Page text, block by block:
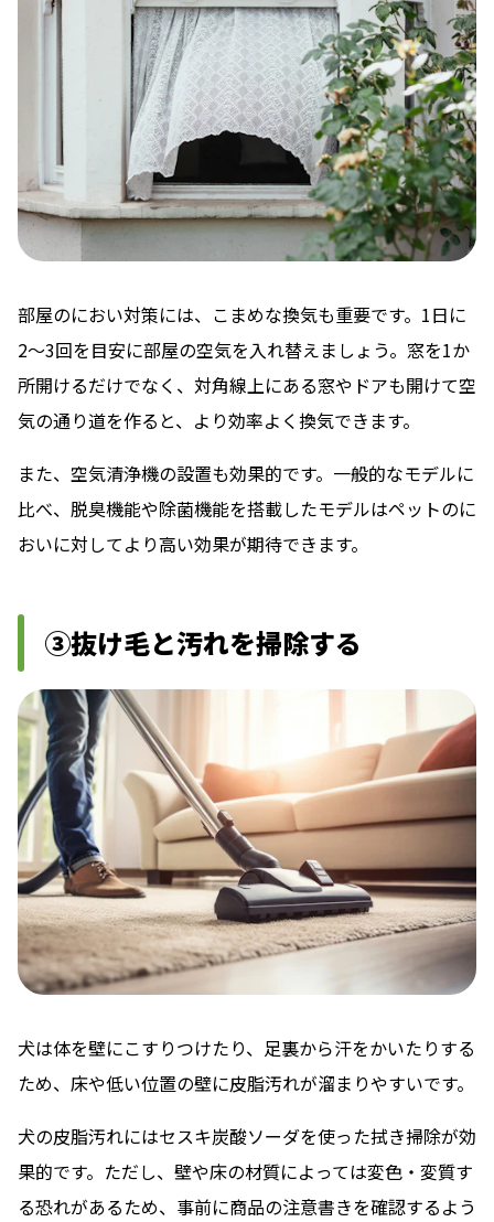
部屋のにおい対策には、こまめな換気も重要です。1日に
2〜3回を目安に部屋の空気を入れ替えましょう。窓を1か
所開けるだけでなく、対角線上にある窓やドアも開けて空
気の通り道を作ると、より効率よく換気できます。
また、空気清浄機の設置も効果的です。一般的なモデルに
比べ、脱臭機能や除菌機能を搭載したモデルはペットのに
おいに対してより高い効果が期待できます。
③抜け毛と汚れを掃除する
犬は体を壁にこすりつけたり、足裏から汗をかいたりする
ため、床や低い位置の壁に皮脂汚れが溜まりやすいです。
犬の皮脂汚れにはセスキ炭酸ソーダを使った拭き掃除が効
果的です。ただし、壁や床の材質によっては変色・変質す
る恐れがあるため、事前に商品の注意書きを確認するよう